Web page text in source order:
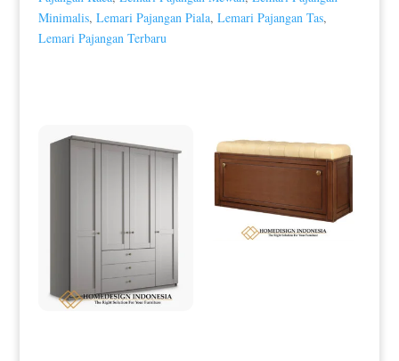
Minimalis, Lemari Pajangan Piala, Lemari Pajangan Tas,
Lemari Pajangan Terbaru